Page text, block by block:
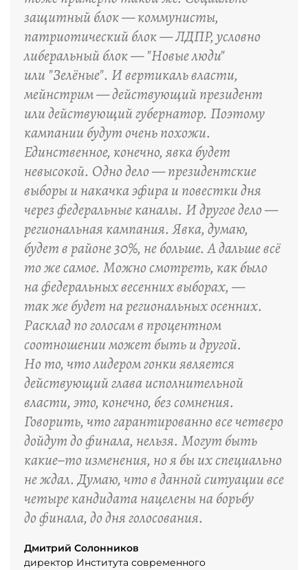
защитный блок — коммунисты,
патриотический блок — ЛДПР, условно
либеральный блок — "Новые люди"
или "Зелёные". И вертикаль власти,
мейнстрим — действующий президент
или действующий губернатор. Поэтому
кампании будут очень похожи.
Единственное, конечно, явка будет
невысокой. Одно дело — президентские
выборы и накачка эфира и повестки дня
через федеральные каналы. И другое дело —
региональная кампания. Явка, думаю,
будет в районе 30%, не больше. А дальше всё
то же самое. Можно смотреть, как было
на федеральных весенних выборах, —
так же будет на региональных осенних.
Расклад по голосам в процентном
соотношении может быть и другой.
Но то, что лидером гонки является
действующий глава исполнительной
власти, это, конечно, без сомнения.
Говорить, что гарантированно все четверо
дойдут до финала, нельзя. Могут быть
какие–то изменения, но я бы их специально
не ждал. Думаю, что в данной ситуации все
четыре кандидата нацелены на борьбу
до финала, до дня голосования.
Дмитрий Солонников
директор Института современного